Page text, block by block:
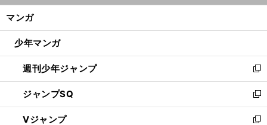
ン
ウ
開
く
マンガ
少年マンガ
週刊少年ジャンプ
新
し
い
ウ
ィ
ジャンプSQ
新
し
い
Vジャンプ
新